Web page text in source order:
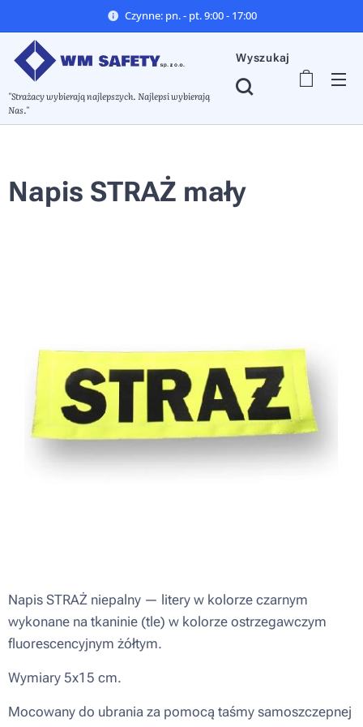
Czynne: pn. - pt. 9:00 - 17:00
"Strażacy wybierają najlepszych. Najlepsi wybierają
Nas."
Wyszukaj
Napis STRAŻ mały
Napis STRAŻ niepalny — litery w kolorze czarnym
wykonane na tkaninie (tle) w kolorze ostrzegawczym
fluorescencyjnym żółtym.
Wymiary 5x15 cm.
Mocowany do ubrania za pomocą taśmy samoszczepnej